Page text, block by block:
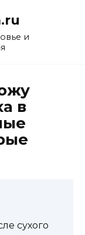
и
в
сухого